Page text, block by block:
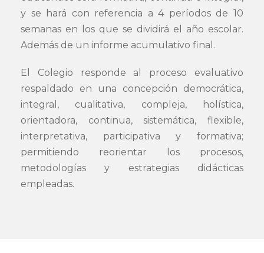
y se hará con referencia a 4 períodos de 10
semanas en los que se dividirá el año escolar.
Además de un informe acumulativo final.
El Colegio responde al proceso evaluativo
respaldado en una concepción democrática,
integral, cualitativa, compleja, holística,
orientadora, continua, sistemática, flexible,
interpretativa, participativa y formativa;
permitiendo reorientar los procesos,
metodologías y estrategias didácticas
empleadas.